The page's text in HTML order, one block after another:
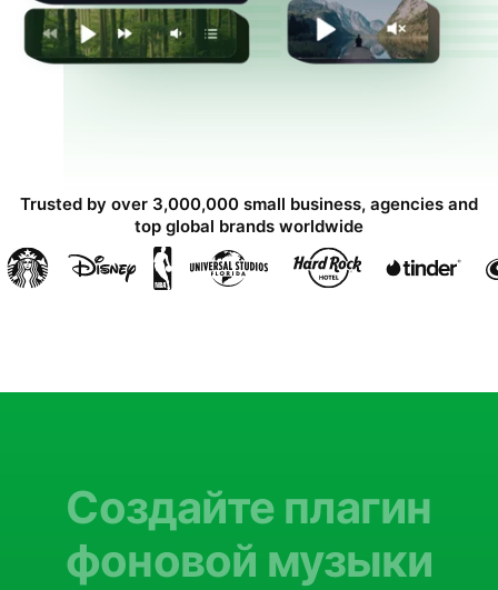
Trusted by over 3,000,000 small business, agencies and
top global brands worldwide
Создайте плагин
фоновой музыки